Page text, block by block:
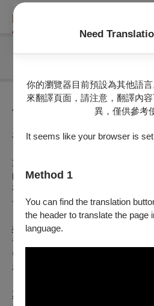
Need
你的瀏覽器目前預設為其他語
來翻譯頁面，請注意，翻譯內
異，僅供參考
It seems like your browser is
Method 1
You can find the translation
the header to translate the page
language.
購票資訊
無可售場
節目介紹
在孩子的世界中，能實現心中的期
極光打擊樂團」與「花蓮縣中
文化局演藝廳與台北松菸誠品音樂
的精彩演出。演出當下，主辦方收
有機會前往南部演出，因著這個信
一起登上國家殿堂～高雄衛武營。
極光打擊樂團
~是一支由擊樂家何
青年所組成的專業打擊樂團，曾多
曾登上兩廳院與受邀至美國演出。
在音樂上的表現，甚至在音樂中更
花蓮縣中小學排笛團
~於2016年